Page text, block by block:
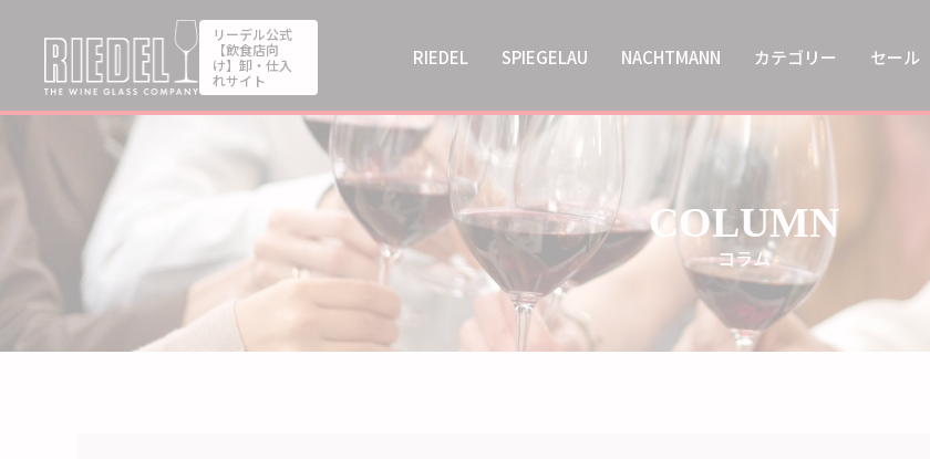
リーデル公式
【飲食店向
け】卸・仕入
れサイト
RIEDEL SPIEGELAU NACHTMANN カテゴリー セール
COLUMN
コラム